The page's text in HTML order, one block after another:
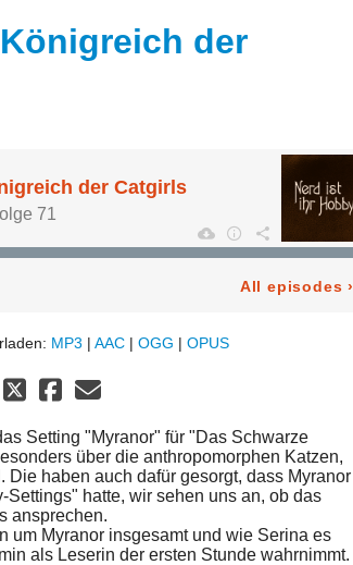
der
der Catgirls
71
All episodes ›
MP3 | AAC | OGG | OPUS
Setting "Myranor" für "Das Schwarze
über die anthropomorphen Katzen,
Die haben auch dafür gesorgt, dass Myranor
hatte, wir sehen uns an, ob das
ansprechen.
um Myranor insgesamt und wie Serina es
als Leserin der ersten Stunde wahrnimmt.